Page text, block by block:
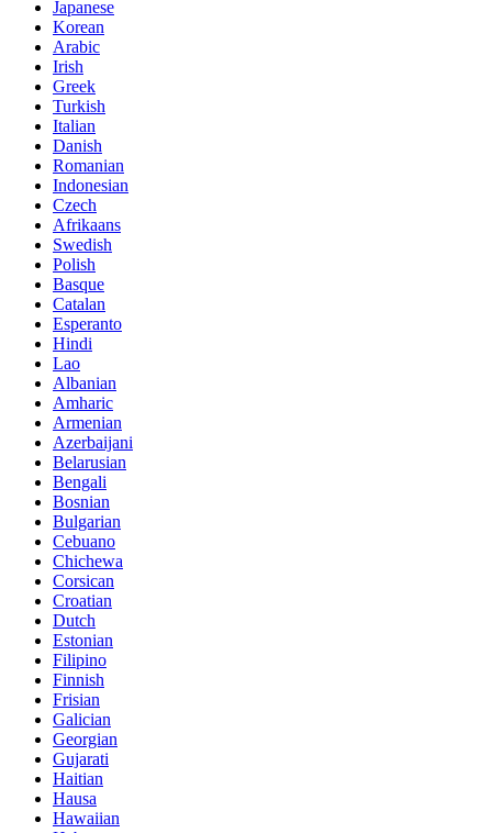
Japanese
Korean
Arabic
Irish
Greek
Turkish
Italian
Danish
Romanian
Indonesian
Czech
Afrikaans
Swedish
Polish
Basque
Catalan
Esperanto
Hindi
Lao
Albanian
Amharic
Armenian
Azerbaijani
Belarusian
Bengali
Bosnian
Bulgarian
Cebuano
Chichewa
Corsican
Croatian
Dutch
Estonian
Filipino
Finnish
Frisian
Galician
Georgian
Gujarati
Haitian
Hausa
Hawaiian